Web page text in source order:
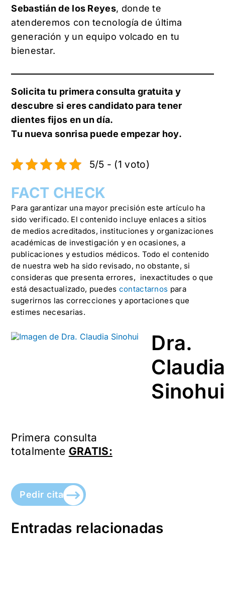
Sebastián de los Reyes, donde te
atenderemos con tecnología de última
generación y un equipo volcado en tu
bienestar.
Solicita tu primera consulta gratuita y
descubre si eres candidato para tener
dientes fijos en un día.
Tu nueva sonrisa puede empezar hoy.
5/5 - (1 voto)
FACT CHECK
Para garantizar una mayor precisión este artículo ha
sido verificado. El contenido incluye enlaces a sitios
de medios acreditados, instituciones y organizaciones
académicas de investigación y en ocasiones, a
publicaciones y estudios médicos. Todo el contenido
de nuestra web ha sido revisado, no obstante, si
consideras que presenta errores, inexactitudes o que
está desactualizado, puedes contactarnos para
sugerirnos las correcciones y aportaciones que
estimes necesarias.
Dra.
Claudia
Sinohui
Primera consulta
totalmente GRATIS:
Pedir cita
Entradas relacionadas